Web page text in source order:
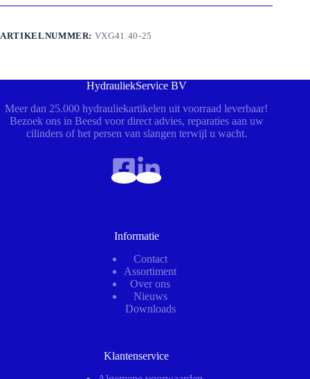
aantal
ARTIKELNUMMER: VXG41.40-25
HydrauliekService BV
Meer dan 25.000 hydrauliekartikelen uit voorraad leverbaar!
Bezoek ons in Beesd voor direct advies, reparaties aan uw
cilinders of het persen van slangen terwijl u wacht.
Informatie
Contact
Assortiment
Over ons
Nieuws
Downloads
Klantenservice